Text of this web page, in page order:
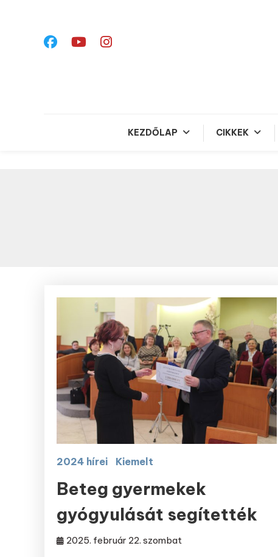
KEZDŐLAP CIKKEK
2024 hírei Kiemelt
Beteg gyermekek
gyógyulását segítették
2025. február 22. szombat